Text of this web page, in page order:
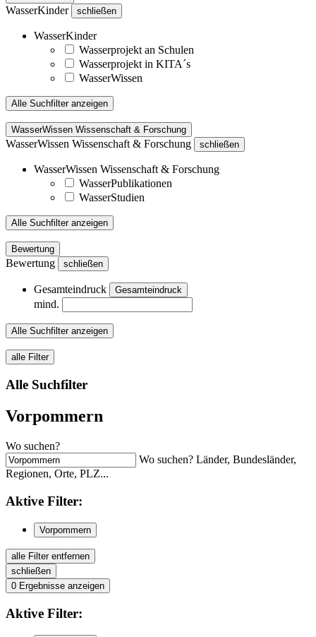
WasserKinder schließen
WasserKinder
Wasserprojekt an Schulen
Wasserprojekt in KITA´s
WasserWissen
Alle Suchfilter anzeigen
WasserWissen Wissenschaft & Forschung
WasserWissen Wissenschaft & Forschung schließen
WasserWissen Wissenschaft & Forschung
WasserPublikationen
WasserStudien
Alle Suchfilter anzeigen
Bewertung
Bewertung schließen
Gesamteindruck Gesamteindruck
mind.
Alle Suchfilter anzeigen
alle Filter
Alle Suchfilter
Vorpommern
Wo suchen?
Wo suchen? Länder, Bundesländer,
Regionen, Orte, PLZ...
Aktive Filter:
Vorpommern
alle Filter entfernen
schließen
0 Ergebnisse anzeigen
Aktive Filter: